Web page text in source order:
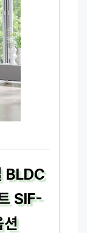
BLDC
SIF-